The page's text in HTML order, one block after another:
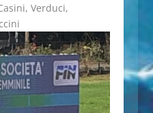
Verduci,